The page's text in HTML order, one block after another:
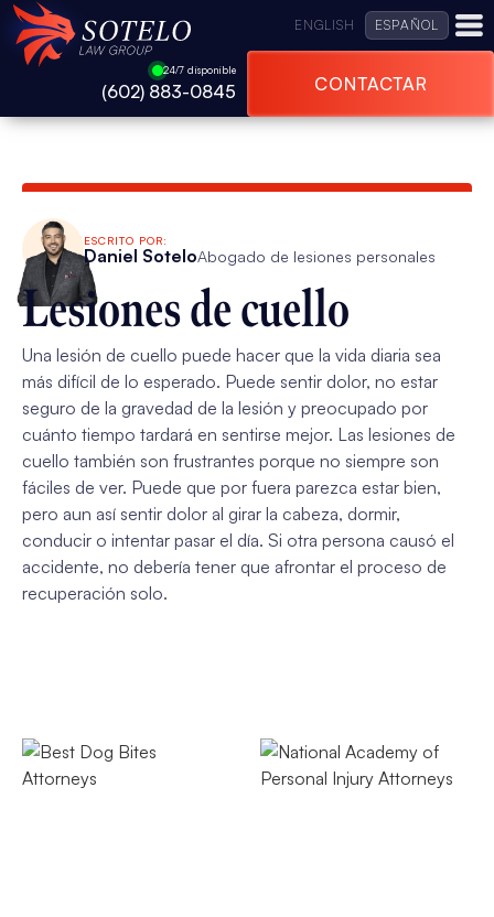
ENGLISH ESPAÑOL
24/7 disponible
(602) 883-0845 CONTACTAR
ESCRITO POR:
Daniel SoteloAbogado de lesiones personales
Lesiones de cuello
Una lesión de cuello puede hacer que la vida diaria sea
más difícil de lo esperado. Puede sentir dolor, no estar
seguro de la gravedad de la lesión y preocupado por
cuánto tiempo tardará en sentirse mejor. Las lesiones de
cuello también son frustrantes porque no siempre son
fáciles de ver. Puede que por fuera parezca estar bien,
pero aun así sentir dolor al girar la cabeza, dormir,
conducir o intentar pasar el día. Si otra persona causó el
accidente, no debería tener que afrontar el proceso de
recuperación solo.